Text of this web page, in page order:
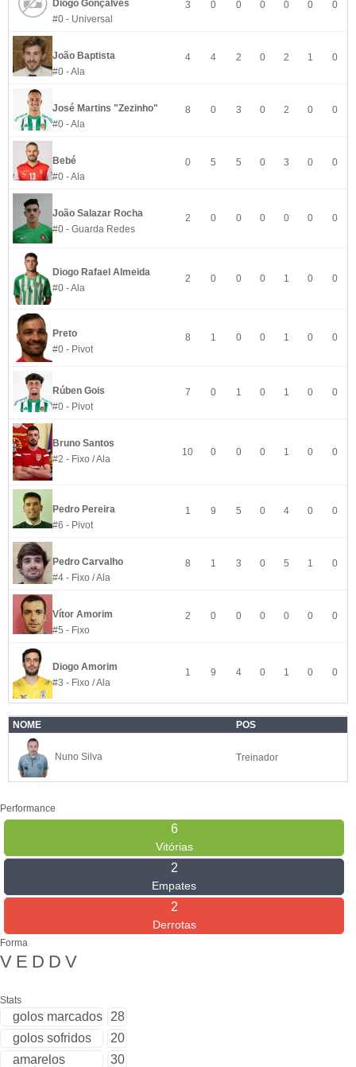
Diogo Gonçalves
#0 - Universal
3 0 0 0 0 0 0
João Baptista
#0 - Ala
4 4 2 0 2 1 0
José Martins "Zezinho"
#0 - Ala
8 0 3 0 2 0 0
Bebé
#0 - Ala
0 5 5 0 3 0 0
João Salazar Rocha
#0 - Guarda Redes
2 0 0 0 0 0 0
Diogo Rafael Almeida
#0 - Ala
2 0 0 0 1 0 0
Preto
#0 - Pivot
8 1 0 0 1 0 0
Rúben Gois
#0 - Pivot
7 0 1 0 1 0 0
Bruno Santos
#2 - Fixo / Ala
10 0 0 0 1 0 0
Pedro Pereira
#6 - Pivot
1 9 5 0 4 0 0
Pedro Carvalho
#4 - Fixo / Ala
8 1 3 0 5 1 0
Vítor Amorim
#5 - Fixo
2 0 0 0 0 0 0
Diogo Amorim
#3 - Fixo / Ala
1 9 4 0 1 0 0
NOME POS
Nuno Silva Treinador
Performance
6
Vitórias
2
Empates
2
Derrotas
Forma
V E D D V
Stats
golos marcados
28
golos sofridos
20
amarelos
30